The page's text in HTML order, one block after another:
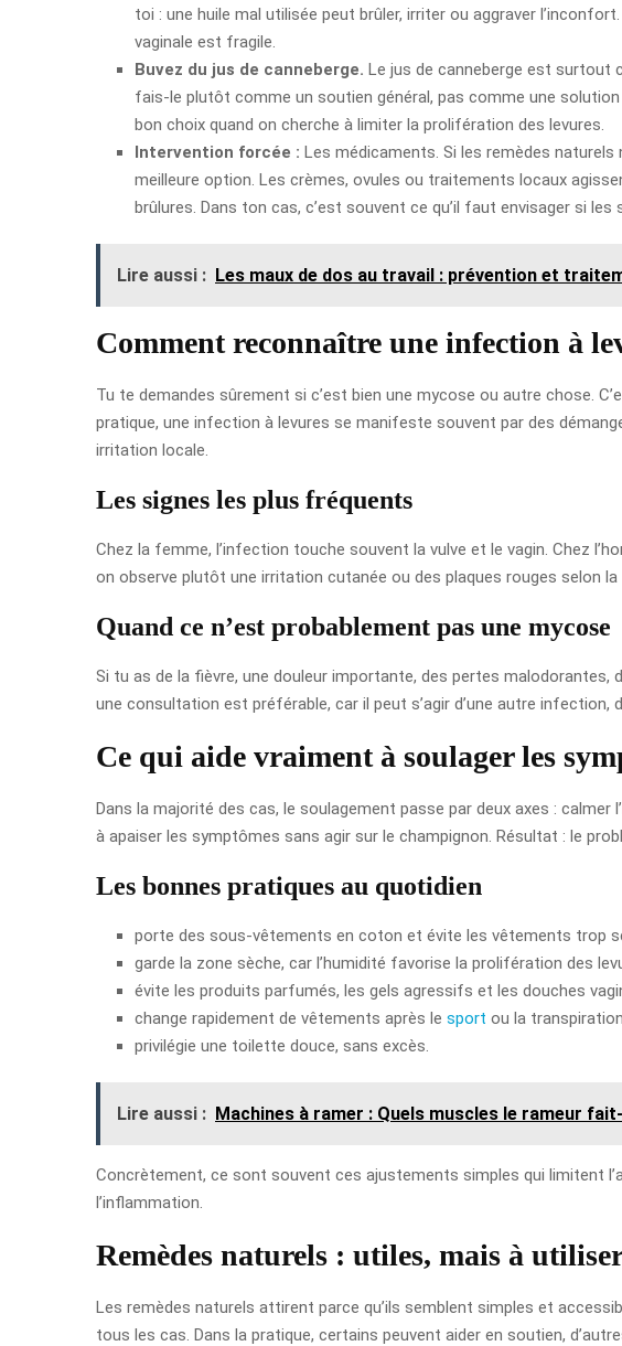
toi : une huile mal utilisée peut brûler, irriter ou aggraver
vaginale est fragile.
Buvez du jus de canneberge. Le jus de canneberge est surtout
fais-le plutôt comme un soutien général, pas comme une
bon choix quand on cherche à limiter la prolifération des levures.
Intervention forcée : Les médicaments. Si les remèdes
meilleure option. Les crèmes, ovules ou traitements locaux
brûlures. Dans ton cas, c’est souvent ce qu’il faut envisager si
Lire aussi : Les maux de dos au travail : prévention et
Comment reconnaître une infection à
Tu te demandes sûrement si c’est bien une mycose ou autre chose.
pratique, une infection à levures se manifeste souvent par des
irritation locale.
Les signes les plus fréquents
Chez la femme, l’infection touche souvent la vulve et le vagin. Chez
on observe plutôt une irritation cutanée ou des plaques rouges selon la
Quand ce n’est probablement pas une mycose
Si tu as de la fièvre, une douleur importante, des pertes
une consultation est préférable, car il peut s’agir d’une autre infection,
Ce qui aide vraiment à soulager les
Dans la majorité des cas, le soulagement passe par deux axes :
à apaiser les symptômes sans agir sur le champignon. Résultat : le
Les bonnes pratiques au quotidien
porte des sous-vêtements en coton et évite les vêtements trop
garde la zone sèche, car l’humidité favorise la prolifération des
évite les produits parfumés, les gels agressifs et les douches
change rapidement de vêtements après le sport ou la
privilégie une toilette douce, sans excès.
Lire aussi : Machines à ramer : Quels muscles le rameur
Concrètement, ce sont souvent ces ajustements simples qui limitent
l’inflammation.
Remèdes naturels : utiles, mais à
Les remèdes naturels attirent parce qu’ils semblent simples et
tous les cas. Dans la pratique, certains peuvent aider en soutien,